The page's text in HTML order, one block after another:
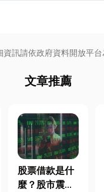
訊請依政府資料開放平台
文章推薦
股票借款是什
麼？股市震盪|